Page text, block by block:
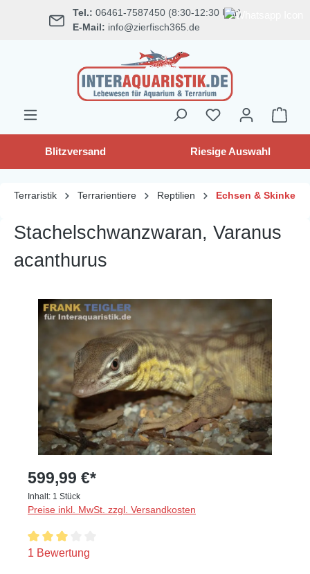
springen Tel.: 06461-7587450 (8:30-12:30 Uhr)
E-Mail: info@zierfisch365.de
Blitzversand Riesige Auswahl
Terraristik Terrarientiere Reptilien Echsen & Skinke
Stachelschwanzwaran, Varanus
acanthurus
Bildergalerie überspringen
599,99 €*
Inhalt: 1 Stück
Preise inkl. MwSt. zzgl. Versandkosten
Durchschnittliche Bewertung von 3 von 5 Sternen
1 Bewertung